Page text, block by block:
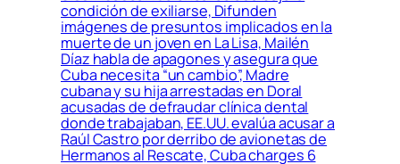
condición de exiliarse, Difunden
imágenes de presuntos implicados en la
muerte de un joven en La Lisa, Mailén
Díaz habla de apagones y asegura que
Cuba necesita “un cambio”, Madre
cubana y su hija arrestadas en Doral
acusadas de defraudar clínica dental
donde trabajaban, EE.UU. evalúa acusar a
Raúl Castro por derribo de avionetas de
Hermanos al Rescate, Cuba charges 6